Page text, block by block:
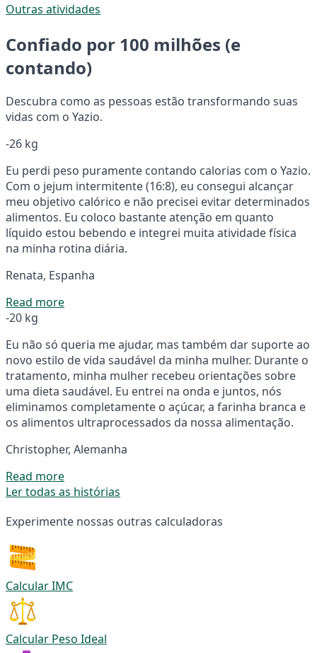
Outras atividades
Confiado por 100 milhões (e
contando)
Descubra como as pessoas estão transformando suas
vidas com o Yazio.
-26 kg
Eu perdi peso puramente contando calorias com o Yazio.
Com o jejum intermitente (16:8), eu consegui alcançar
meu objetivo calórico e não precisei evitar determinados
alimentos. Eu coloco bastante atenção em quanto
líquido estou bebendo e integrei muita atividade física
na minha rotina diária.
Renata, Espanha
Read more
-20 kg
Eu não só queria me ajudar, mas também dar suporte ao
novo estilo de vida saudável da minha mulher. Durante o
tratamento, minha mulher recebeu orientações sobre
uma dieta saudável. Eu entrei na onda e juntos, nós
eliminamos completamente o açúcar, a farinha branca e
os alimentos ultraprocessados da nossa alimentação.
Christopher, Alemanha
Read more
Ler todas as histórias
Experimente nossas outras calculadoras
Calcular IMC
Calcular Peso Ideal